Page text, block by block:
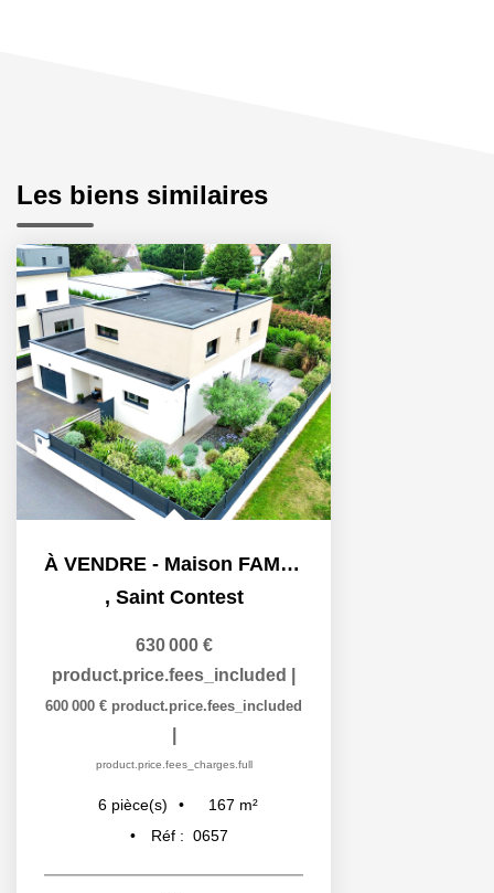
Les biens similaires
À VENDRE - Maison FAMILIALE récente avec vie de plain-pied...
, Saint Contest
630 000 €
product.price.fees_included
600 000 € product.price.fees_included
product.price.fees_charges.full
6 pièce(s) 167 m²
Réf : 0657